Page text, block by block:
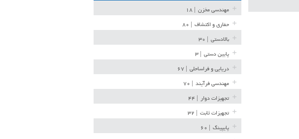
مهندسی مخزن
حفاری و اکتشاف
بالادستی
پایین دستی
دریایی و فراساحلی
مهندسی فرآیند
تجهیزات دوار
تجهیزات ثابت
پایپینگ